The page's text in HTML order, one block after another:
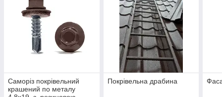
Саморіз покрівельний
крашений по металу
Покрівельна драбина